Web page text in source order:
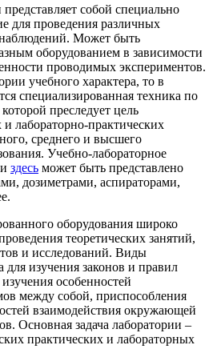
собой специально
для проведения различных
Может быть
оборудованием в зависимости
проводимых экспериментов.
учебного характера, то в
специализированная техника по
преследует цель
лабораторно-практических
среднего и высшего
Учебно-лабораторное
здесь может быть представлено
дозиметрами, аспираторами,
оборудования широко
теоретических занятий,
и исследований. Виды
для изучения законов и правил
особенностей
между собой, приспособления
взаимодействия окружающей
Основная задача лаборатории –
практических и лабораторных